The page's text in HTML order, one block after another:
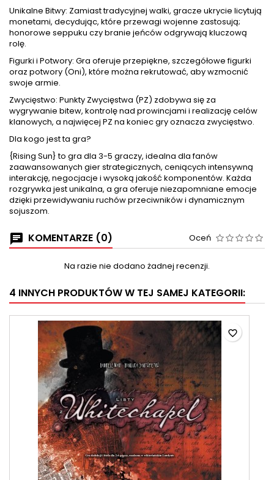
Unikalne Bitwy: Zamiast tradycyjnej walki, gracze ukrycie licytują
monetami, decydując, które przewagi wojenne zastosują;
honorowe seppuku czy branie jeńców odgrywają kluczową
rolę.
Figurki i Potwory: Gra oferuje przepiękne, szczegółowe figurki
oraz potwory (Oni), które można rekrutować, aby wzmocnić
swoje armie.
Zwycięstwo: Punkty Zwycięstwa (PZ) zdobywa się za
wygrywanie bitew, kontrolę nad prowincjami i realizację celów
klanowych, a najwięcej PZ na koniec gry oznacza zwycięstwo.
Dla kogo jest ta gra?
{Rising Sun} to gra dla 3-5 graczy, idealna dla fanów
zaawansowanych gier strategicznych, ceniących intensywną
interakcję, negocjacje i wysoką jakość komponentów. Każda
rozgrywka jest unikalna, a gra oferuje niezapomniane emocje
dzięki przewidywaniu ruchów przeciwników i dynamicznym
sojuszom.
KOMENTARZE (0) Oceń
Na razie nie dodano żadnej recenzji.
4 INNYCH PRODUKTÓW W TEJ SAMEJ KATEGORII:
favorite_border